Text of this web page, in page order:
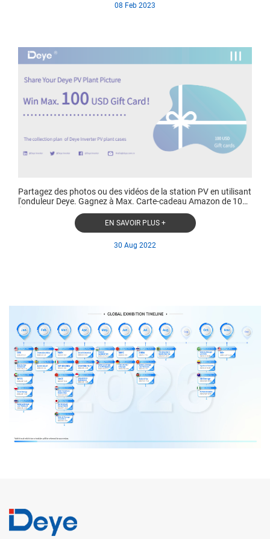
08 Feb 2023
Partagez des photos ou des vidéos de la station PV en utilisant
l'onduleur Deye. Gagnez à Max. Carte-cadeau Amazon de 100
EN SAVOIR PLUS +
30 Aug 2022